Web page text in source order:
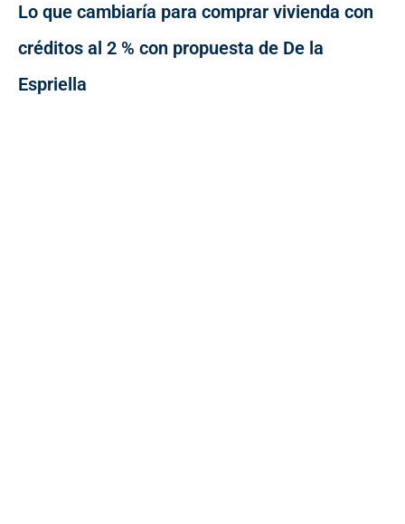
Lo que cambiaría para comprar vivienda con
créditos al 2 % con propuesta de De la
Espriella